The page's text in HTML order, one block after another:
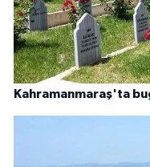
Kahramanmaraş'ta